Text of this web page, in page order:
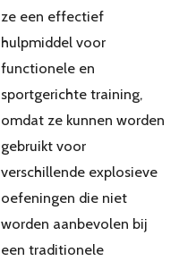
ze een effectief
hulpmiddel voor
functionele en
sportgerichte training,
omdat ze kunnen worden
gebruikt voor
verschillende explosieve
oefeningen die niet
worden aanbevolen bij
een traditionele